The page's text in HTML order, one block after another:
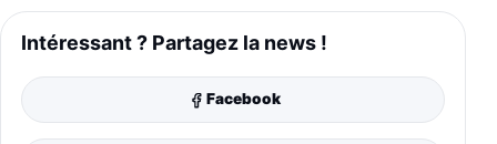
Intéressant ? Partagez la news !
Facebook